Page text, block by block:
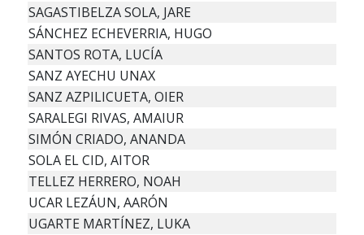
SAGASTIBELZA SOLA, JARE
SÁNCHEZ ECHEVERRIA, HUGO
SANTOS ROTA, LUCÍA
SANZ AYECHU UNAX
SANZ AZPILICUETA, OIER
SARALEGI RIVAS, AMAIUR
SIMÓN CRIADO, ANANDA
SOLA EL CID, AITOR
TELLEZ HERRERO, NOAH
UCAR LEZÁUN, AARÓN
UGARTE MARTÍNEZ, LUKA